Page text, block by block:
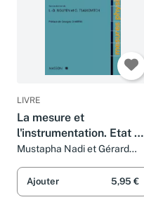
LIVRE
La mesure et
l'instrumentation. Etat de
l'art et perspectives
Mustapha Nadi et Gérard
Ajouter 5,95 €